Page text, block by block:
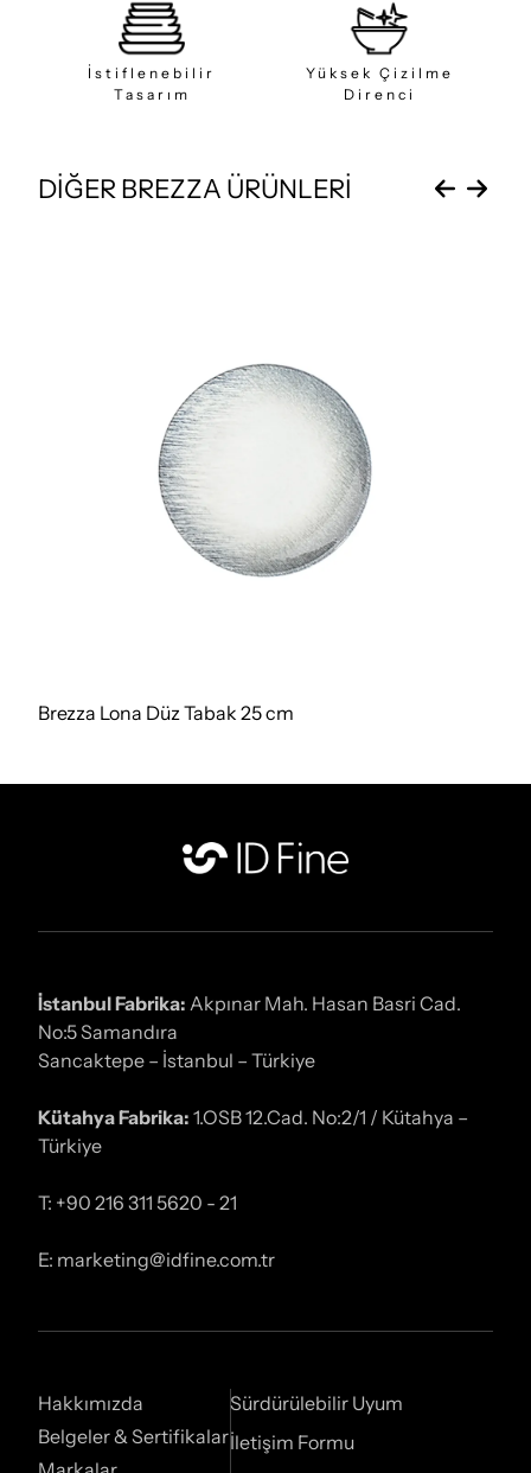
İstiflenebilir
Tasarım
Yüksek Çizilme
Direnci
DİĞER BREZZA ÜRÜNLERİ
Brezza Lona Düz Tabak 25 cm
İstanbul Fabrika: Akpınar Mah. Hasan Basri Cad.
No:5 Samandıra
Sancaktepe – İstanbul – Türkiye
Kütahya Fabrika: 1.OSB 12.Cad. No:2/1 / Kütahya –
Türkiye
T: +90 216 311 5620 - 21
E: marketing@idfine.com.tr
Hakkımızda
Belgeler & Sertifikalar
Sürdürülebilir Uyum
İletişim Formu